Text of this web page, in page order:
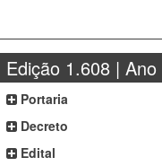
Edição 1.608 | Ano
Portaria
Decreto
Edital